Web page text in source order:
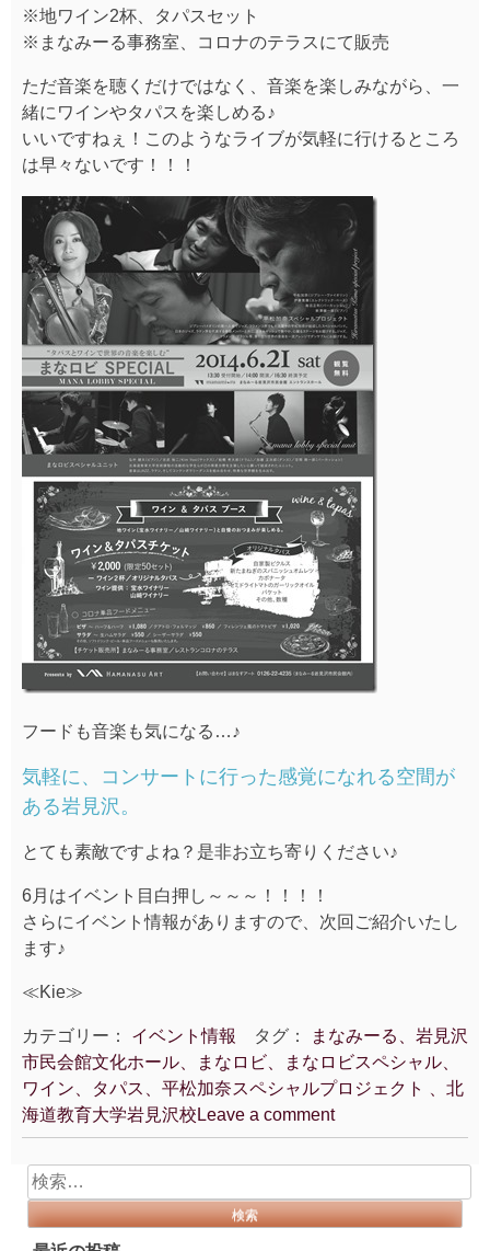
※地ワイン2杯、タパスセット
※まなみーる事務室、コロナのテラスにて販売
ただ音楽を聴くだけではなく、音楽を楽しみながら、一
緒にワインやタパスを楽しめる♪
いいですねぇ！このようなライブが気軽に行けるところ
は早々ないです！！！
フードも音楽も気になる…♪
気軽に、コンサートに行った感覚になれる空間が
ある岩見沢。
とても素敵ですよね？是非お立ち寄りください♪
6月はイベント目白押し～～～！！！！
さらにイベント情報がありますので、次回ご紹介いたし
ます♪
≪Kie≫
カテゴリー： イベント情報 タグ：
まなみーる、岩見沢
市民会館文化ホール、まなロビ、まなロビスペシャル、
ワイン、タパス、平松加奈スペシャルプロジェクト 、北
海道教育大学岩見沢校 Leave a comment
検
索: